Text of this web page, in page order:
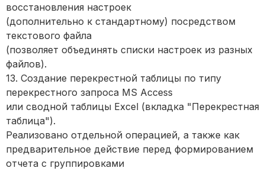
восстановления настроек
(дополнительно к стандартному) посредством
текстового файла
(позволяет объединять списки настроек из разных
файлов).
13. Создание перекрестной таблицы по типу
перекрестного запроса MS Access
или сводной таблицы Excel (вкладка "Перекрестная
таблица").
Реализовано отдельной операцией, а также как
предварительное действие перед формированием
отчета с группировками